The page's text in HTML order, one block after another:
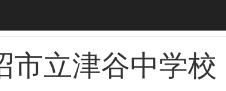
市立津谷中学校